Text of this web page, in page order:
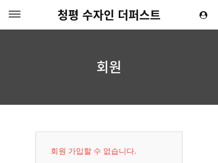
청평 수자인 더퍼스트
회원
회원 가입할 수 없습니다.